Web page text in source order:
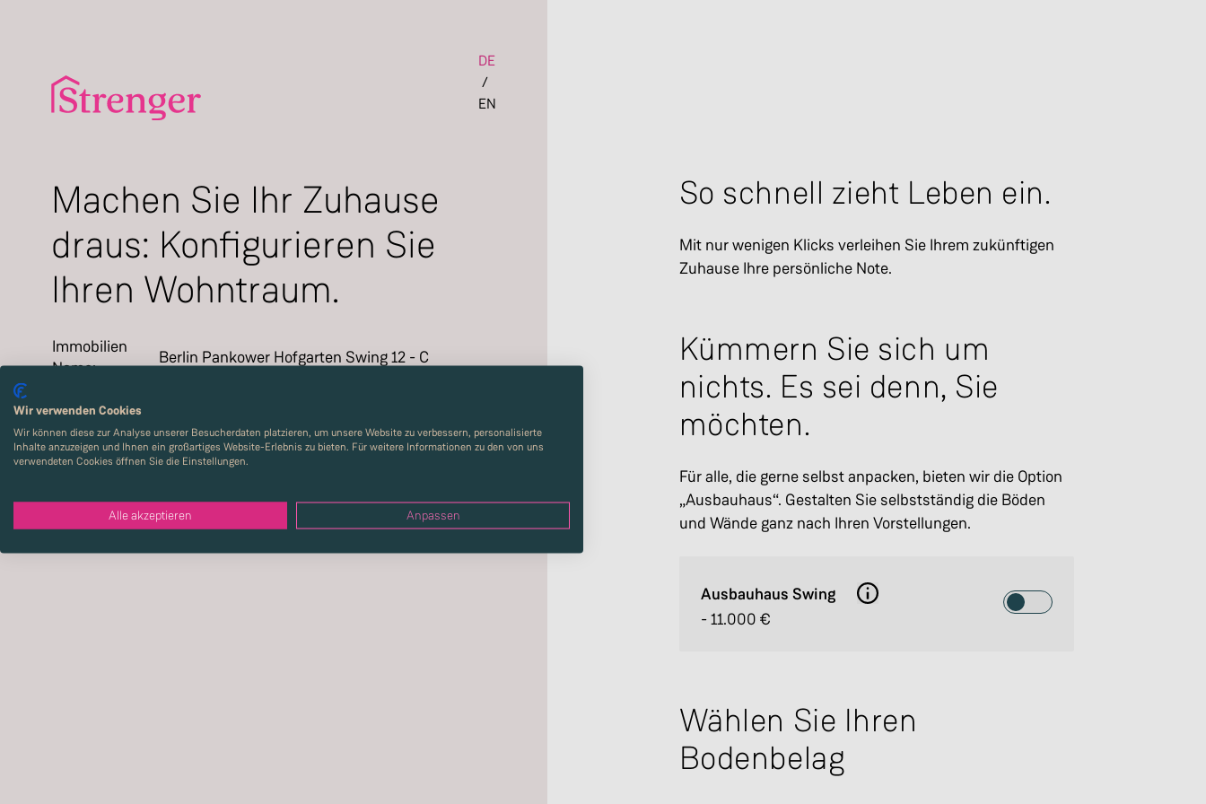
Set the language of the page
DE
/
EN
Machen Sie Ihr Zuhause
draus: Konfigurieren Sie
Ihren Wohntraum.
Immobilien
Name:
Berlin Pankower Hofgarten Swing 12 - C
Zimmer:
Wohnfläche: 138.7m2
So schnell zieht Leben ein.
Mit nur wenigen Klicks verleihen Sie Ihrem zukünftigen
Zuhause Ihre persönliche Note.
Kümmern Sie sich um
nichts. Es sei denn, Sie
möchten.
Für alle, die gerne selbst anpacken, bieten wir die Option
„Ausbauhaus“. Gestalten Sie selbstständig die Böden
und Wände ganz nach Ihren Vorstellungen.
Ausbauhaus Swing
-11.000 € Toggle the option: Ausbauhaus
Wählen Sie Ihren
Bodenbelag
Wir verwenden Cookies
Wir können diese zur Analyse unserer Besucherdaten platzieren, um unsere Website zu verbessern, personalisierte
Inhalte anzuzeigen und Ihnen ein großartiges Website-Erlebnis zu bieten. Für weitere Informationen zu den von uns
verwendeten Cookies öffnen Sie die Einstellungen.
Alle akzeptieren Anpassen